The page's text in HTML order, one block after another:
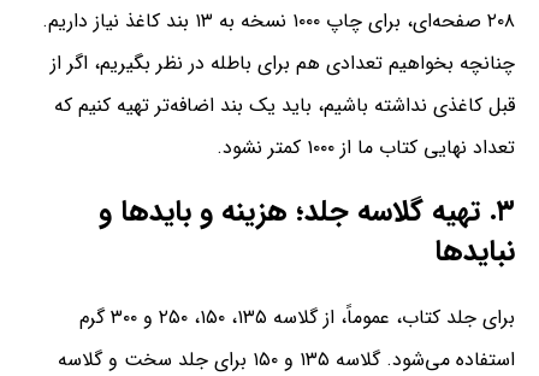
۲۰۸ صفحه‌ای،‌ برای چاپ ۱۰۰۰ نسخه به ۱۳ بند کاغذ نیاز داریم.
چنانچه بخواهیم تعدادی هم برای باطله در نظر بگیریم،‌ اگر از
قبل کاغذی نداشته باشیم،‌ باید یک بند اضافه‌تر تهیه کنیم که
تعداد نهایی کتاب ما از ۱۰۰۰ کمتر نشود.
۳. تهیه گلاسه جلد؛ هزینه و بایدها و
نبایدها
برای جلد کتاب، عموماً، از گلاسه ۱۳۵،‌ ۱۵۰، ۲۵۰ و ۳۰۰ گرم
استفاده می‌شود. گلاسه ۱۳۵ و ۱۵۰ برای جلد سخت و گلاسه